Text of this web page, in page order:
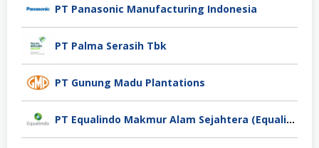
PT Panasonic Manufacturing Indonesia
PT Palma Serasih Tbk
PT Gunung Madu Plantations
PT Equalindo Makmur Alam Sejahtera (Equalindo Group)